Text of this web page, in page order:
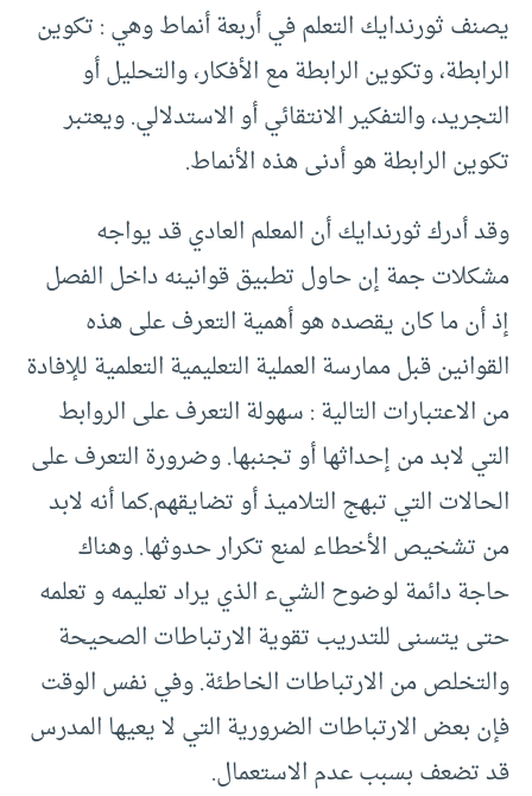
يصنف ثورندايك التعلم في أربعة أنماط وهي : تكوين
الرابطة، وتكوين الرابطة مع الأفكار، والتحليل أو
التجريد، والتفكير الانتقائي أو الاستدلالي. ويعتبر
تكوين الرابطة هو أدنى هذه الأنماط.
وقد أدرك ثورندايك أن المعلم العادي قد يواجه
مشكلات جمة إن حاول تطبيق قوانينه داخل الفصل
إذ أن ما كان يقصده هو أهمية التعرف على هذه
القوانين قبل ممارسة العملية التعليمية التعلمية للإفادة
من الاعتبارات التالية : سهولة التعرف على الروابط
التي لابد من إحداثها أو تجنبها. وضرورة التعرف على
الحالات التي تبهج التلاميذ أو تضايقهم.كما أنه لابد
من تشخيص الأخطاء لمنع تكرار حدوثها. وهناك
حاجة دائمة لوضوح الشيء الذي يراد تعليمه و تعلمه
حتى يتسنى للتدريب تقوية الارتباطات الصحيحة
والتخلص من الارتباطات الخاطئة. وفي نفس الوقت
فإن بعض الارتباطات الضرورية التي لا يعيها المدرس
قد تضعف بسبب عدم الاستعمال.